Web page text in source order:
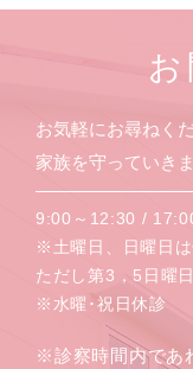
お気軽にお尋ねく
家族を守っていきま
9:00～12:30 /
※土曜日、日曜日
ただし第3，5日曜
※水曜･祝日休診
※診察時間内であ